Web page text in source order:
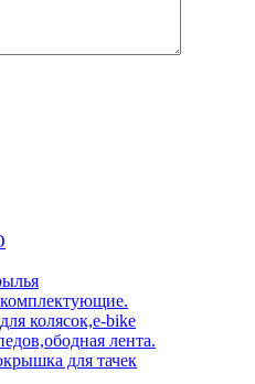
колясок,e-bike
лента.
для тачек